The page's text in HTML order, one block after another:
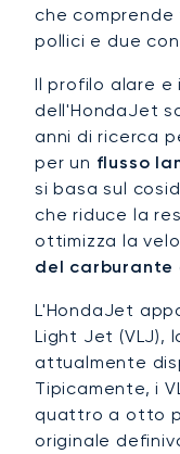
che comprende
pollici e due
Il profilo alare e
dell'HondaJet
anni di ricerca
per un flusso
si basa sul
che riduce la
ottimizza la
del carburante
L'HondaJet
Light Jet (VLJ),
attualmente
Tipicamente, i
quattro a otto
originale